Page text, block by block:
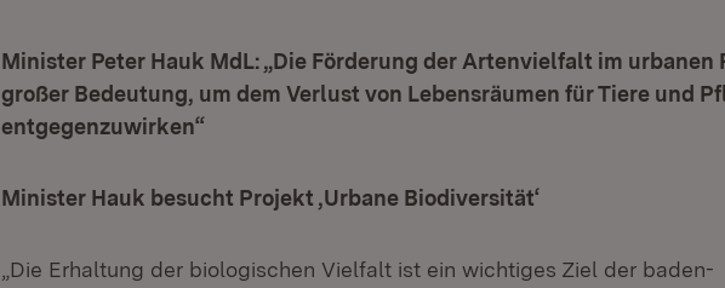
Minister Peter Hauk MdL: „Die Förderung der Artenvielfalt im urbanen
großer Bedeutung, um dem Verlust von Lebensräumen für Tiere und
entgegenzuwirken“
Minister Hauk besucht Projekt ‚Urbane Biodiversität‘
„Die Erhaltung der biologischen Vielfalt ist ein wichtiges Ziel der baden-